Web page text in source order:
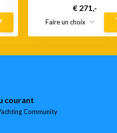
€ 271,-
courant
Community